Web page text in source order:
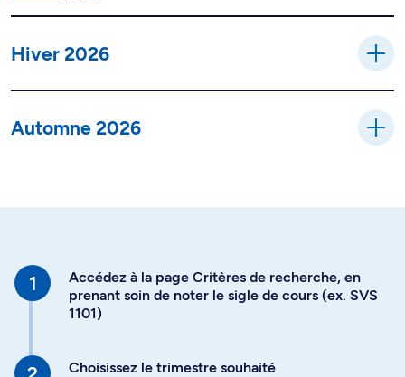
Hiver 2026
Automne 2026
Accédez à la page Critères de recherche, en
prenant soin de noter le sigle de cours (ex. SVS
1101)
Choisissez le trimestre souhaité